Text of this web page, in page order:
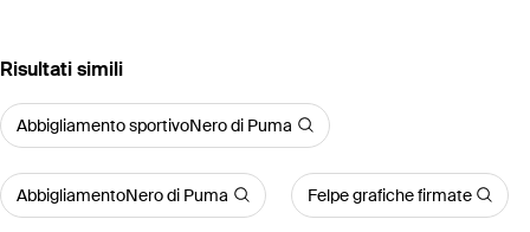
Risultati simili
Abbigliamento sportivoNero di Puma
AbbigliamentoNero di Puma Felpe grafiche firmate